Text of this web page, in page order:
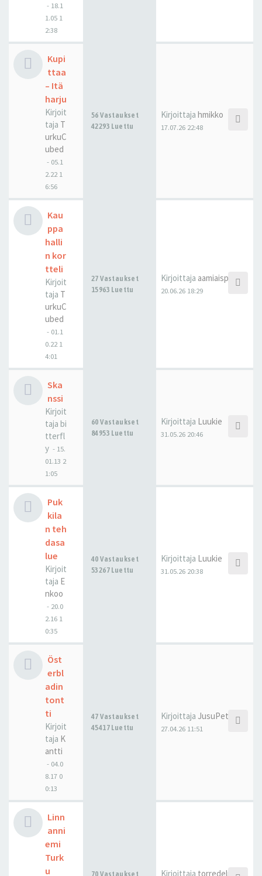
- 18.1
1.05 1
2:38
Kupi
ttaa
– Itä
harju
Kirjoit
taja T
urkuC
ubed
- 05.1
2.22 1
6:56
56 Vastaukset
42293 Luettu
Kirjoittaja hmikko
17.07.26 22:48
Kau
ppa
halli
n kor
tteli
Kirjoit
taja T
urkuC
ubed
- 01.1
0.22 1
4:01
27 Vastaukset
15963 Luettu
Kirjoittaja aamiaispulla
20.06.26 18:29
Ska
nssi
Kirjoit
taja bi
tterfl
y - 15.
01.13 2
1:05
60 Vastaukset
84953 Luettu
Kirjoittaja Luukie
31.05.26 20:46
Puk
kila
n teh
dasa
lue
Kirjoit
taja E
nkoo
- 20.0
2.16 1
0:35
40 Vastaukset
53267 Luettu
Kirjoittaja Luukie
31.05.26 20:38
Öst
erbl
adin
tont
ti
Kirjoit
taja K
antti
- 04.0
8.17 0
0:13
47 Vastaukset
45417 Luettu
Kirjoittaja JusuPetteri
27.04.26 11:51
Linn
anni
emi
Turk
u
70 Vastaukset Kirjoittaja torredelmar